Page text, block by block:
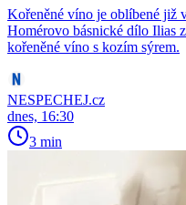
Kořeněné víno je oblíbené již
Homérovo básnické dílo Ilias
kořeněné víno s kozím sýrem.
NESPECHEJ.cz
dnes, 16:30
3 min